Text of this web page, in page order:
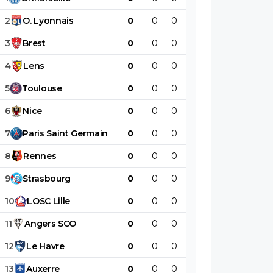
2 O. Lyonnais 0 0 0
3 Brest 0 0 0
4 Lens 0 0 0
5 Toulouse 0 0 0
6 Nice 0 0 0
7 Paris Saint Germain 0 0 0
8 Rennes 0 0 0
9 Strasbourg 0 0 0
10 LOSC Lille 0 0 0
11 Angers SCO 0 0 0
12 Le Havre 0 0 0
13 Auxerre 0 0 0